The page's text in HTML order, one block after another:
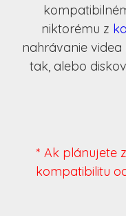
niktorému z
nahrávanie
tak, alebo
* Ak plánujete
kompatibilitu